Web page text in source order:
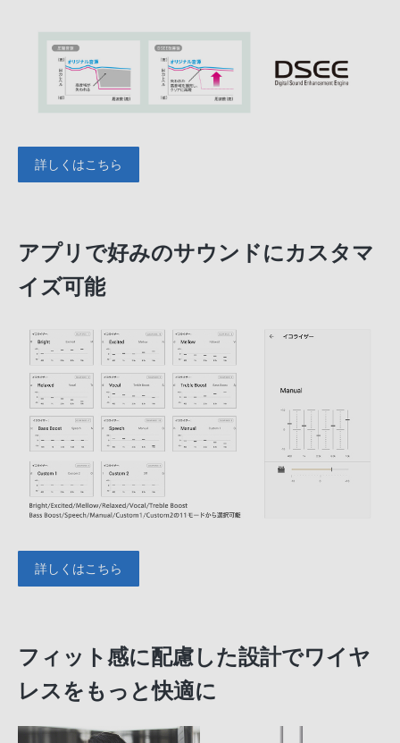
詳しくはこちら
アプリで好みのサウンドにカスタマ
イズ可能
詳しくはこちら
フィット感に配慮した設計でワイヤ
レスをもっと快適に